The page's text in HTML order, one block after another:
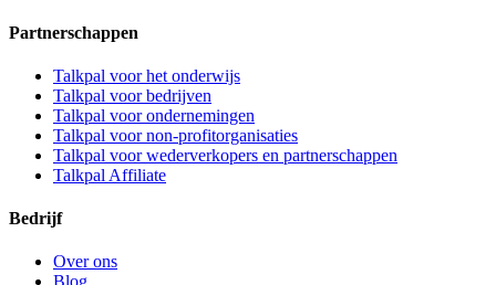
Partnerschappen
Talkpal voor het onderwijs
Talkpal voor bedrijven
Talkpal voor ondernemingen
Talkpal voor non-profitorganisaties
Talkpal voor wederverkopers en partnerschappen
Talkpal Affiliate
Bedrijf
Over ons